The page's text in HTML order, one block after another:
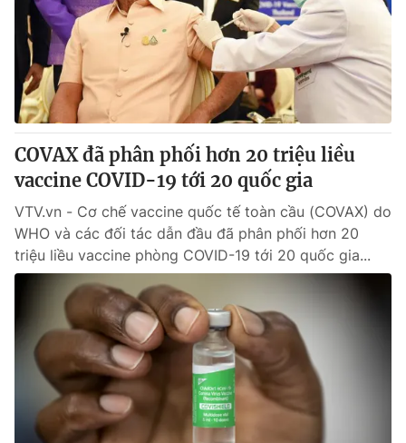
® Cấm sao chép dưới mọi hình thức nếu không có sự chấp
thuận bằng văn bản. Ghi rõ nguồn VTV.vn khi phát hành lại
thông tin từ website này.
COVAX đã phân phối hơn 20 triệu liều
vaccine COVID-19 tới 20 quốc gia
VTV.vn - Cơ chế vaccine quốc tế toàn cầu (COVAX) do
WHO và các đối tác dẫn đầu đã phân phối hơn 20
triệu liều vaccine phòng COVID-19 tới 20 quốc gia...